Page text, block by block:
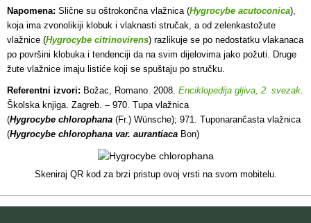
Napomena: Slične su oštrokončna vlažnica (Hygrocybe acutoconica),
koja ima zvonolikiji klobuk i vlaknasti stručak, a od zelenkastožute
vlažnice (Hygrocybe citrinovirens) razlikuje se po nedostatku vlakanaca
po površini klobuka i tendenciji da na svim dijelovima jako požuti. Druge
žute vlažnice imaju listiće koji se spuštaju po stručku.
Referentni izvori: Božac, Romano. 2008. Enciklopedija gljiva, 2. svezak.
Školska knjiga. Zagreb. – 970. Tupa vlažnica
(Hygrocybe chlorophana (Fr.) Wünsche); 971. Tuponarančasta vlažnica
(Hygrocybe chlorophana var. aurantiaca Bon)
Skeniraj QR kod za brzi pristup ovoj vrsti na svom mobitelu.